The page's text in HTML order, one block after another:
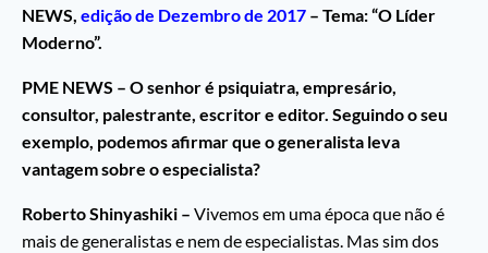
NEWS, edição de Dezembro de 2017 – Tema: “O Líder
Moderno”.
PME NEWS – O senhor é psiquiatra, empresário,
consultor, palestrante, escritor e editor. Seguindo o seu
exemplo, podemos afirmar que o generalista leva
vantagem sobre o especialista?
Roberto Shinyashiki – Vivemos em uma época que não é
mais de generalistas e nem de especialistas. Mas sim dos